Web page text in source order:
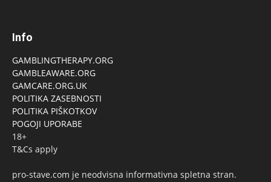
Info
GAMBLINGTHERAPY.ORG
GAMBLEAWARE.ORG
GAMCARE.ORG.UK
POLITIKA ZASEBNOSTI
POLITIKA PIŠKOTKOV
POGOJI UPORABE
18+
T&Cs apply
pro-stave.com je neodvisna informativna spletna stran.